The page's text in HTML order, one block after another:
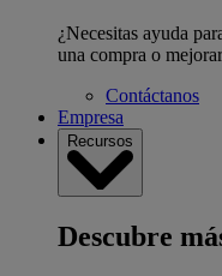
¿Necesitas ayuda
una compra o
Contáctanos
Empresa
Recursos
Descubre